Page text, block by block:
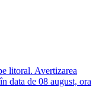
litoral. Avertizarea
data de 08 august, ora